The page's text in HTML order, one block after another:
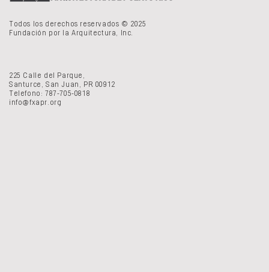
Todos los derechos reservados © 2025
Fundación por la Arquitectura, Inc.
225 Calle del Parque,
Santurce, San Juan, PR 00912
Telefono: 787-705-0818
info@fxapr.org